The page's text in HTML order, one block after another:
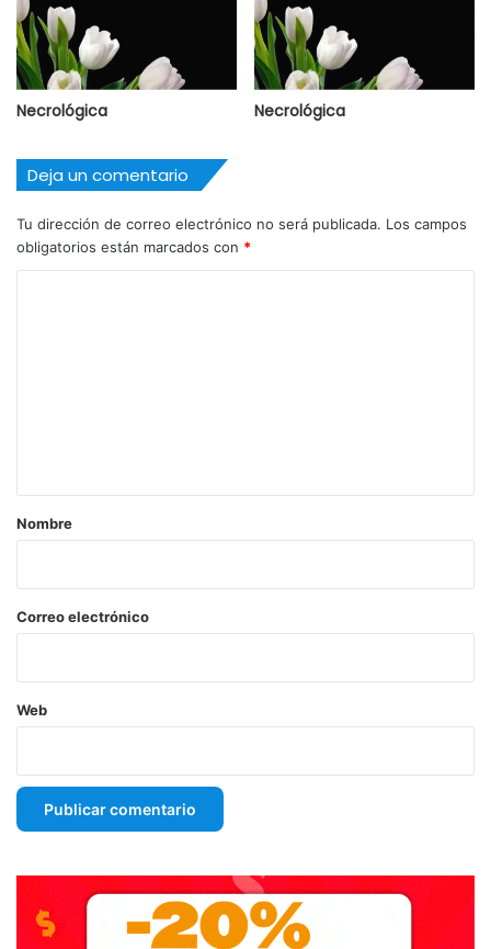
Necrológica Necrológica
Deja un comentario
Tu dirección de correo electrónico no será publicada. Los campos
obligatorios están marcados con *
r
*
Nombre
Correo electrónico
Web